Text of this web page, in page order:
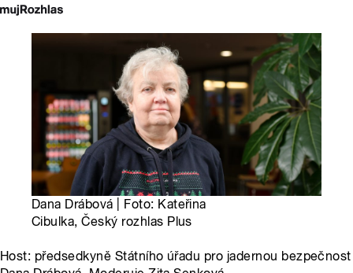
Dana Drábová | Foto: Kateřina
Cibulka, Český rozhlas Plus
Host: předsedkyně Státního úřadu pro jadernou bezpečnost